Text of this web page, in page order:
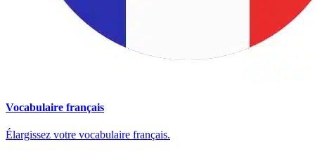
Vocabulaire français
Élargissez votre vocabulaire français.